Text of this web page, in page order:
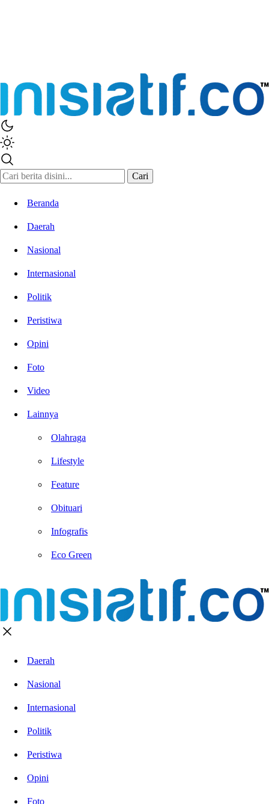
Cari
Beranda
Daerah
Nasional
Internasional
Politik
Peristiwa
Opini
Foto
Video
Lainnya
Olahraga
Lifestyle
Feature
Obituari
Infografis
Eco Green
Daerah
Nasional
Internasional
Politik
Peristiwa
Opini
Foto